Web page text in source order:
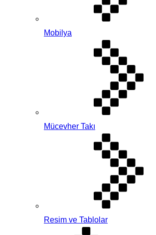
Mobilya
Mücevher Takı
Resim ve Tablolar